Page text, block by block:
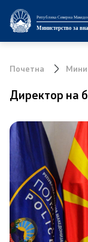
Република Северна
Министерство за
Министерство
Државен
Биро за јавна
Внатрешна
Дисциплински
Почетна
Директор на